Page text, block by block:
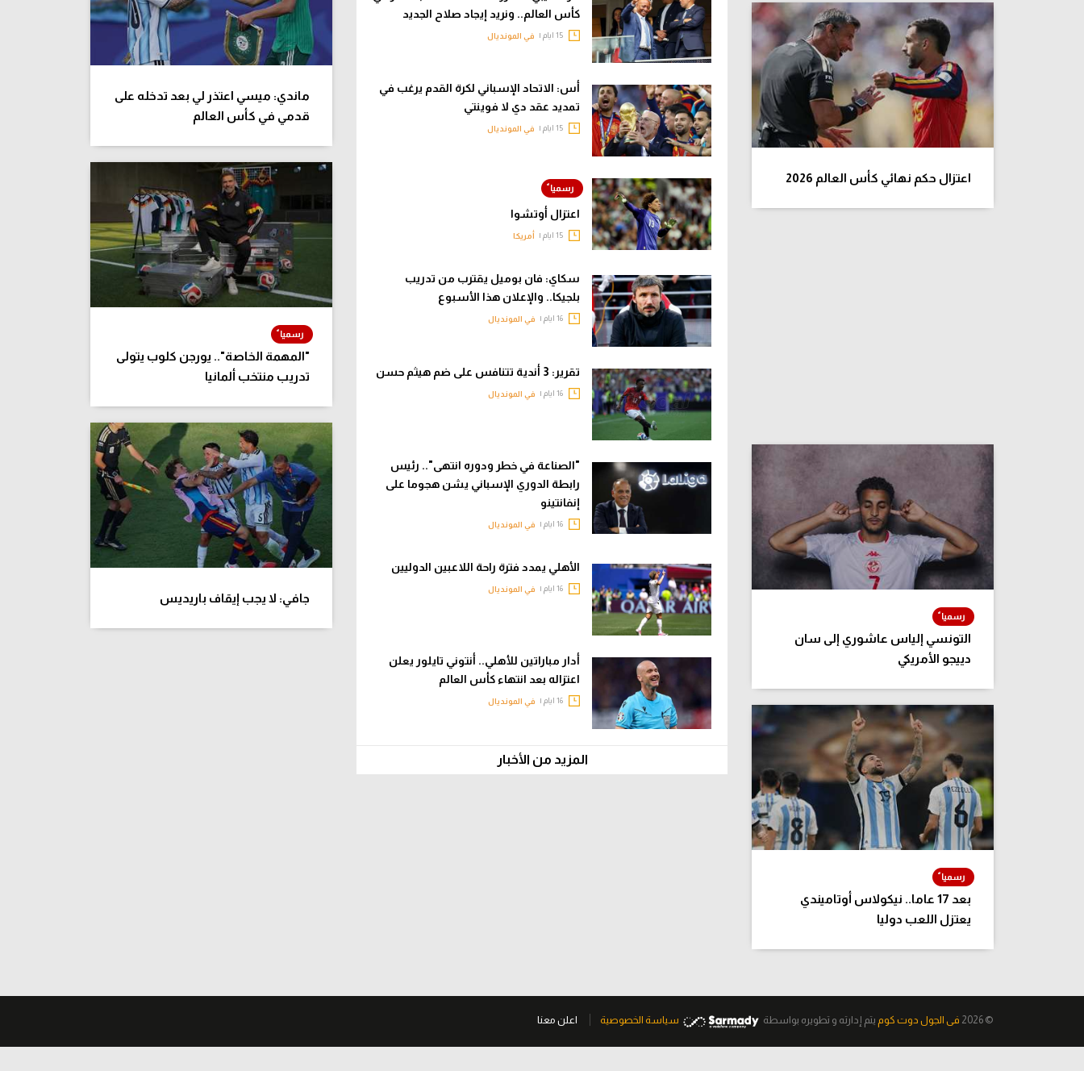
اعتزال حكم نهائي كأس العالم 2026
التونسي إلياس عاشوري إلى سان
دييجو الأمريكي
بعد 17 عاما.. نيكولاس أوتاميندي
يعتزل اللعب دوليا
كأس العالم.. ونريد إيجاد صلاح الجديد
15 ايام | في المونديال
أس: الاتحاد الإسباني لكرة القدم يرغب في
تمديد عقد دي لا فوينتي
15 ايام | في المونديال
اعتزال أوتشوا
15 ايام | أمريكا
سكاي: فان بوميل يقترب من تدريب
بلجيكا.. والإعلان هذا الأسبوع
16 ايام | في المونديال
تقرير: 3 أندية تتنافس على ضم هيثم حسن
16 ايام | في المونديال
"الصناعة في خطر ودوره انتهى".. رئيس
رابطة الدوري الإسباني يشن هجوما على
إنفانتينو
16 ايام | في المونديال
الأهلي يمدد فترة راحة اللاعبين الدوليين
16 ايام | في المونديال
أدار مباراتين للأهلي.. أنتوني تايلور يعلن
اعتزاله بعد انتهاء كأس العالم
16 ايام | في المونديال
المزيد من الأخبار
ماندي: ميسي اعتذر لي بعد تدخله على
قدمي في كأس العالم
"المهمة الخاصة".. يورجن كلوب يتولى
تدريب منتخب ألمانيا
جافي: لا يجب إيقاف باريديس
© 2026 فى الجول دوت كوم يتم إدارته و تطويره بواسطة سياسة الخصوصية اعلن معنا